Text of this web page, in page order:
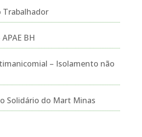
Trabalhador
BH
– Isolamento não
Solidário do Mart Minas